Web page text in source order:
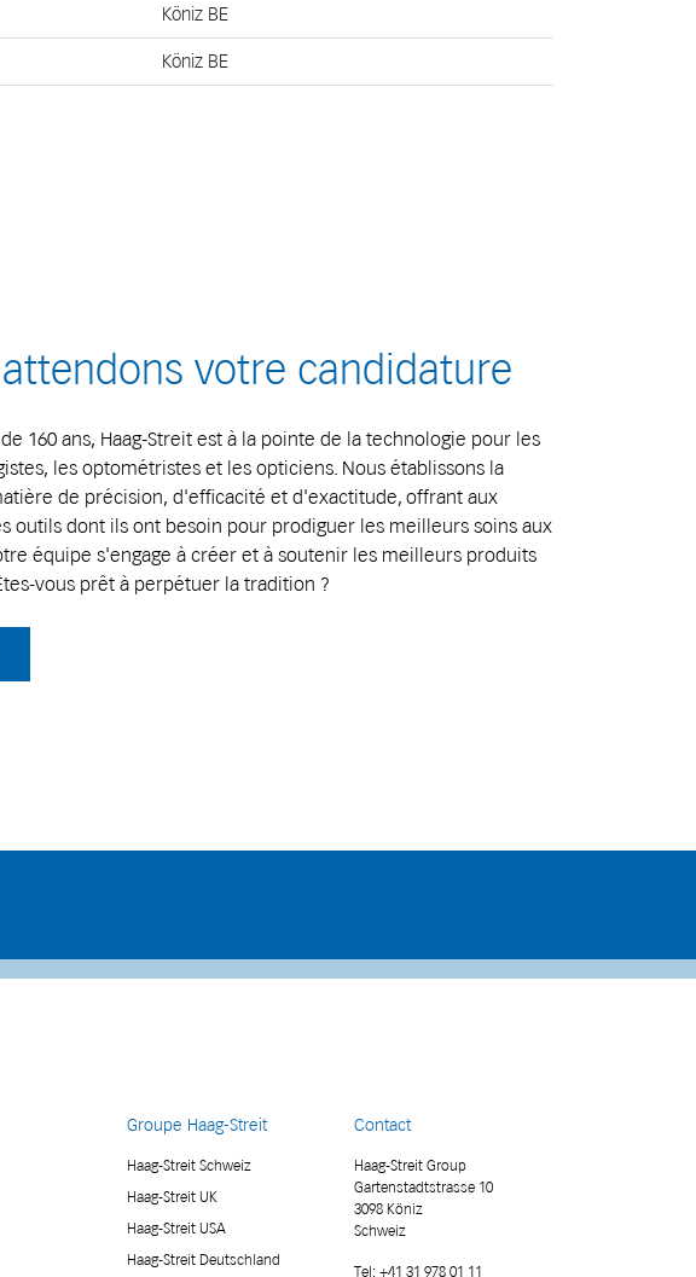
Köniz BE
Köniz BE
votre candidature
160 ans, Haag-Streit est à la pointe de la technologie pour les
les optométristes et les opticiens. Nous établissons la
de précision, d'efficacité et d'exactitude, offrant aux
outils dont ils ont besoin pour prodiguer les meilleurs soins aux
équipe s'engage à créer et à soutenir les meilleurs produits
vous prêt à perpétuer la tradition ?
Groupe Haag-Streit
Haag-Streit Schweiz
Haag-Streit UK
Haag-Streit USA
Haag-Streit Deutschland
Contact
Haag-Streit Group
Gartenstadtstrasse 10
3098 Köniz
Schweiz
Tel: +41 31 978 01 11